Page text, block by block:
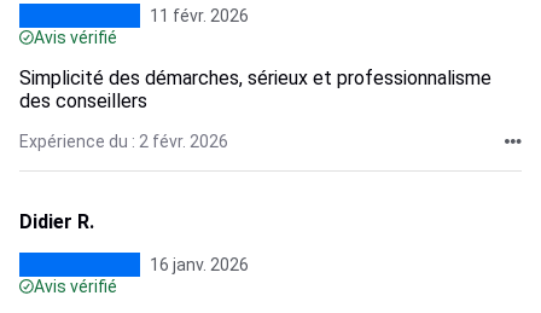
11 févr. 2026
Avis vérifié
Simplicité des démarches, sérieux et professionnalisme
des conseillers
Expérience du : 2 févr. 2026
Didier R.
16 janv. 2026
Avis vérifié